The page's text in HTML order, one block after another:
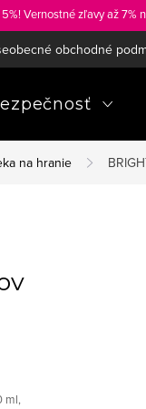
Vernostné zľavy až 7%
obchodné
na hranie
ml,